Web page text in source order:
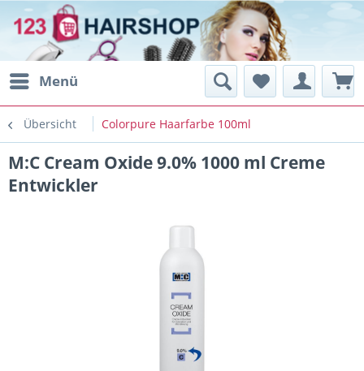
Menü
Übersicht Colorpure Haarfarbe 100ml
M:C Cream Oxide 9.0% 1000 ml Creme
Entwickler